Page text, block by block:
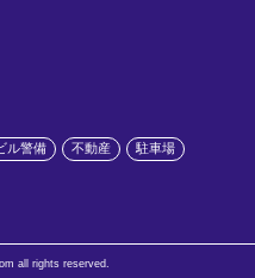
ル警備 不動産 駐車場
all rights reserved.